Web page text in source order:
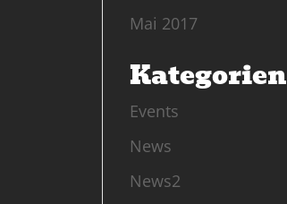
Mai 2017
Kategorien
Events
News
News2